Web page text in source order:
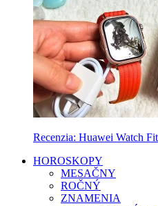
Recenzia: Huawei Watch
HOROSKOPY
MESAČNY
ROČNÝ
ZNAMENIA